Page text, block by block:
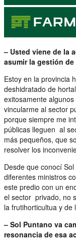
– Usted viene de la
asumir la gestión
Estoy en la provincia
deshidratado de
exitosamente
vincularme al sector
porque siempre me
públicas lleguen al
más pequeños, que
resolver los
Desde que conocí
diferentes ministros
este predio con un
el sector privado, no
la frutihorticultua y de
– Sol Puntano va
resonancia de esa